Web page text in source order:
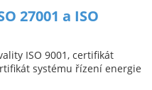
27001 a ISO
ISO 9001, certifikát
systému řízení energie